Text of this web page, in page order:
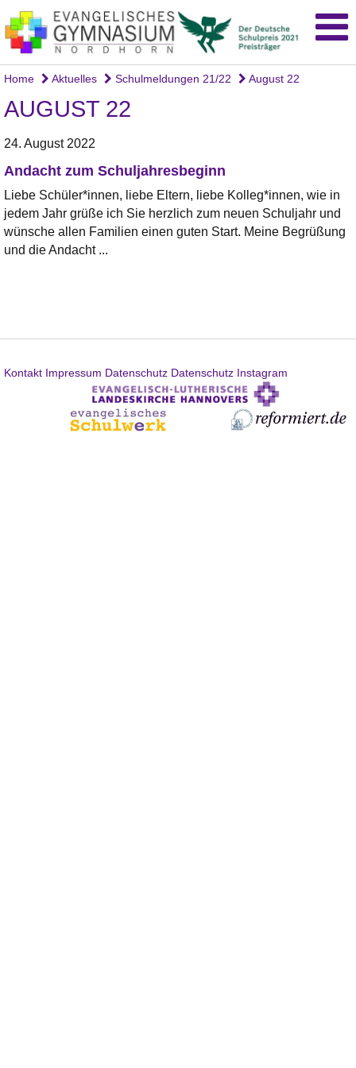
Home Aktuelles Schulmeldungen 21/22 August 22
AUGUST 22
24. August 2022
Andacht zum Schuljahresbeginn
Liebe Schüler*innen, liebe Eltern, liebe Kolleg*innen, wie in
jedem Jahr grüße ich Sie herzlich zum neuen Schuljahr und
wünsche allen Familien einen guten Start. Meine Begrüßung
und die Andacht ...
Kontakt Impressum Datenschutz Datenschutz Instagram